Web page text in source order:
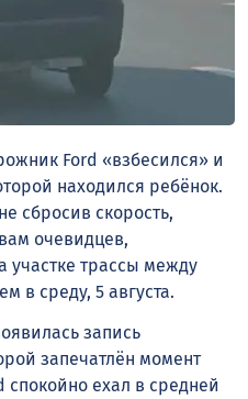
Ford «взбесился» и
находился ребёнок.
сбросив скорость,
очевидцев,
участке трассы между
в среду, 5 августа.
запись
запечатлён момент
ехал в средней